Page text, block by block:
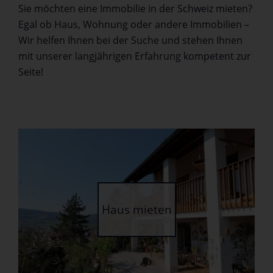
Sie möchten eine Immobilie in der Schweiz mieten?
Egal ob Haus, Wohnung oder andere Immobilien –
Wir helfen Ihnen bei der Suche und stehen Ihnen
mit unserer langjährigen Erfahrung kompetent zur
Seite!
Haus mieten